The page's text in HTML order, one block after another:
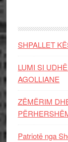
SHPALLET
LUMI SI
AGOLLIANE
ZËMËRIM
Patriotë nga